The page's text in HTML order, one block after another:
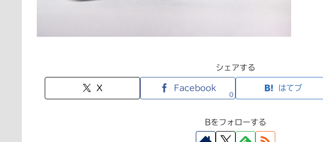
シェアする
X Facebook
0
はてブ
Bをフォローする